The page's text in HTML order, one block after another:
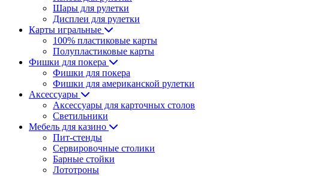
Шары для рулетки
Дисплеи для рулетки
Карты игральные
100% пластиковые карты
Полупластиковые карты
Фишки для покера
Фишки для покера
Фишки для американской рулетки
Аксессуары
Аксессуары для карточных столов
Светильники
Мебель для казино
Пит-стенды
Сервировочные столики
Барные стойки
Лототроны